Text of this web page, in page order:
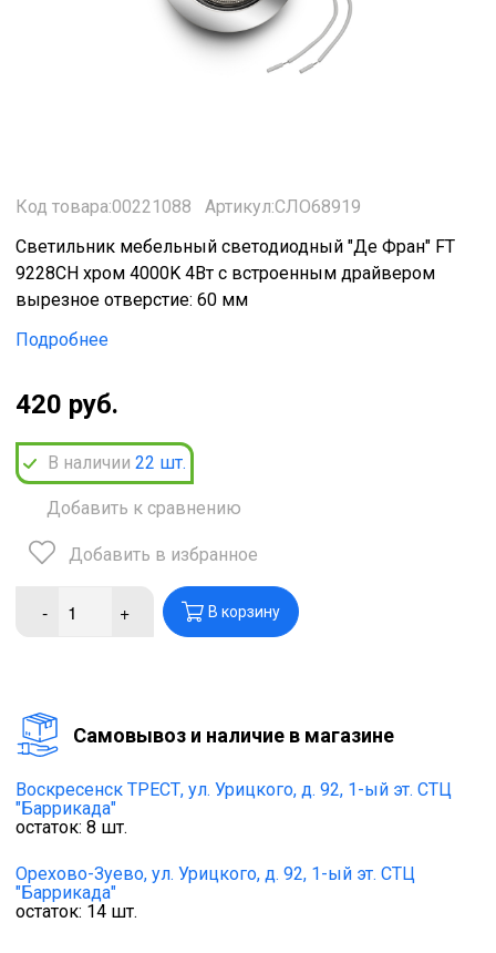
Код товара:00221088
Артикул:СЛО68919
Светильник мебельный светодиодный "Де Фран" FT
9228CH хром 4000K 4Вт с встроенным драйвером
вырезное отверстие: 60 мм
Подробнее
420 руб.
В наличии 22 шт.
Добавить к сравнению
Добавить в избранное
- + В корзину
Cамовывоз и наличие в магазине
Воскресенск ТРЕСТ, ул. Урицкого, д. 92, 1-ый эт. СТЦ
"Баррикада"
остаток: 8 шт.
Орехово-Зуево, ул. Урицкого, д. 92, 1-ый эт. СТЦ
"Баррикада"
остаток: 14 шт.